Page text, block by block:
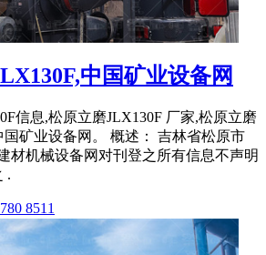
中国矿业设备网
信息,松原立磨JLX130F 厂家,松原立磨
国矿业设备网。 概述： 吉林省松原市
材机械设备网对刊登之所有信息不声明
.
8511